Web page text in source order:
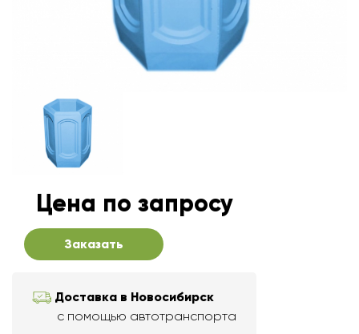
Цена по запросу
Заказать
Доставка в Новосибирск
с помощью автотранспорта